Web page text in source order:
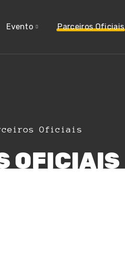
Evento Parceiros Oficiais
Oficiais
OFICIAIS